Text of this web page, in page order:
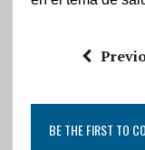
BE THE FIRST TO